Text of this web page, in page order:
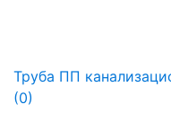
Труба ПП
(0)